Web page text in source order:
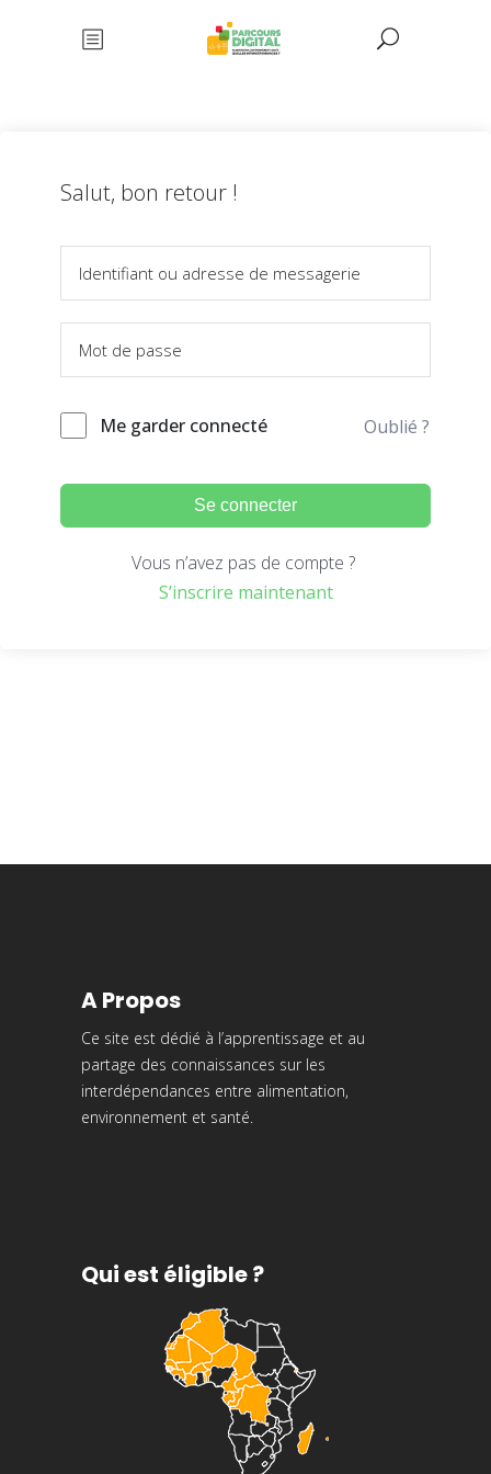
Salut, bon retour !
Me garder connecté Oublié ?
Se connecter
Vous n’avez pas de compte ?
S’inscrire maintenant
A Propos
Ce site est dédié à l’apprentissage et au
partage des connaissances sur les
interdépendances entre alimentation,
environnement et santé.
Qui est éligible ?